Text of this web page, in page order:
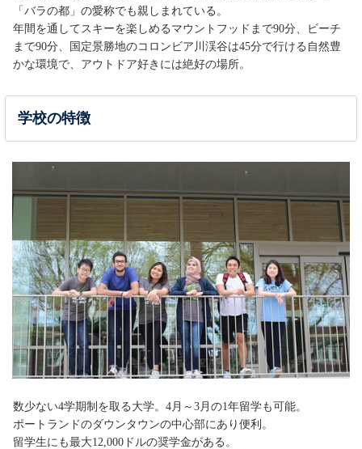
「バラの都」の愛称でも親しまれている。
年間を通してスキーを楽しめるマウントフッドまで90分、ビーチ
まで90分、国定景勝地のコロンビア川渓谷は45分で行ける自然豊
かな環境で、アウトドア好きには絶好の場所。
学校の特徴
数少ない4学期制を取る大学。4月～3月の1年留学も可能。
ポートランドのダウンタウンの中心部にあり便利。
留学生にも最大12,000ドルの奨学金がある。